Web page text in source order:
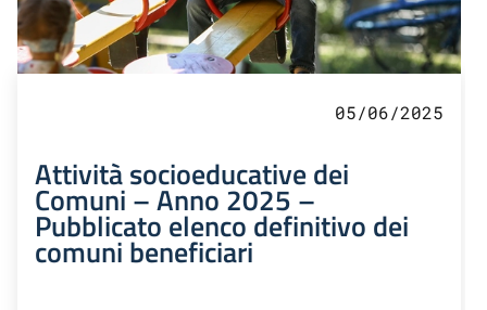
05/06/2025
Attività socioeducative dei
Comuni – Anno 2025 –
Pubblicato elenco definitivo dei
comuni beneficiari